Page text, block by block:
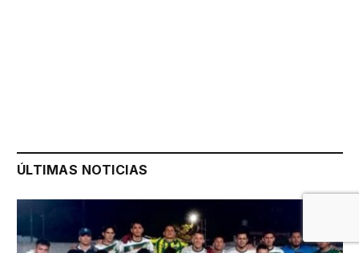
ÚLTIMAS NOTICIAS